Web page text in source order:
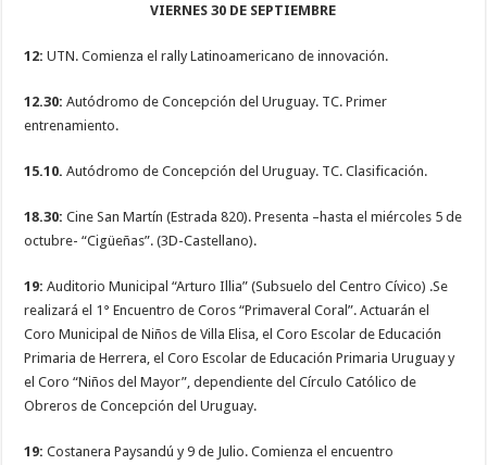
VIERNES 30 DE SEPTIEMBRE
12: UTN. Comienza el rally Latinoamericano de innovación.
12.30:Autódromo de Concepción del Uruguay. TC. Primer
entrenamiento.
15.10.Autódromo de Concepción del Uruguay. TC. Clasificación.
18.30:Cine San Martín (Estrada 820). Presenta –hasta el miércoles 5 de
octubre- “Cigüeñas”. (3D-Castellano).
19:Auditorio Municipal “Arturo Illia” (Subsuelo del Centro Cívico) .Se
realizará el 1° Encuentro de Coros “Primaveral Coral”. Actuarán el
Coro Municipal de Niños de Villa Elisa, el Coro Escolar de Educación
Primaria de Herrera, el Coro Escolar de Educación Primaria Uruguay y
el Coro “Niños del Mayor”, dependiente del Círculo Católico de
Obreros de Concepción del Uruguay.
19: Costanera Paysandú y 9 de Julio. Comienza el encuentro